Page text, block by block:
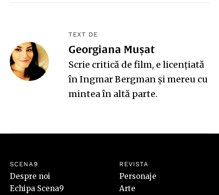
TEXT DE
Georgiana Mușat
Scrie critică de film, e licențiată
în Ingmar Bergman și mereu cu
mintea în altă parte.
SCENA9
Despre noi
Echipa Scena9
REVISTA
Personaje
Arte